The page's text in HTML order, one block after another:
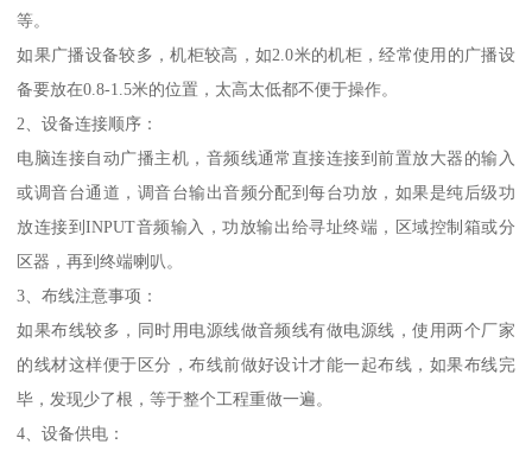
等。
如果广播设备较多，机柜较高，如2.0米的机柜，经常使用的广播设
备要放在0.8-1.5米的位置，太高太低都不便于操作。
2、设备连接顺序：
电脑连接自动广播主机，音频线通常直接连接到前置放大器的输入
或调音台通道，调音台输出音频分配到每台功放，如果是纯后级功
放连接到INPUT音频输入，功放输出给寻址终端，区域控制箱或分
区器，再到终端喇叭。
3、布线注意事项：
如果布线较多，同时用电源线做音频线有做电源线，使用两个厂家
的线材这样便于区分，布线前做好设计才能一起布线，如果布线完
毕，发现少了根，等于整个工程重做一遍。
4、设备供电：